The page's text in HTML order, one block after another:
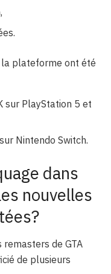
la plateforme ont été
sur PlayStation 5 et
Nintendo Switch.
dans
nouvelles
remasters de GTA
de plusieurs